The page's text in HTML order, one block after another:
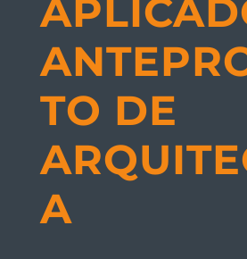
TO DE
A